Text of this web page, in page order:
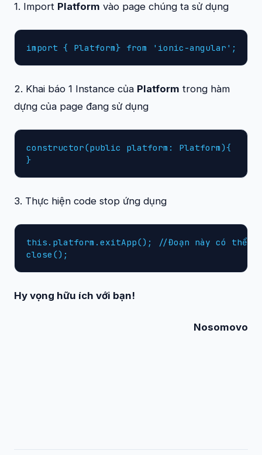
1. Import Platform vào page chúng ta sử dụng
import { Platform} from 'ionic-angular';
2. Khai báo 1 Instance của Platform trong hàm
dựng của page đang sử dụng
constructor(public platform: Platform){
}
3. Thực hiện code stop ứng dụng
this.platform.exitApp(); //Đoạn này có thể
Hy vọng hữu ích với bạn!
Nosomovo